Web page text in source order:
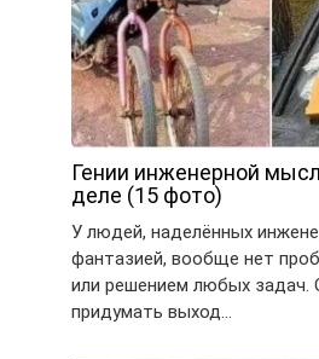
Гении инженерной
деле (15 фото)
У людей, наделённых
фантазией, вообще нет
или решением любых задач.
придумать выход…